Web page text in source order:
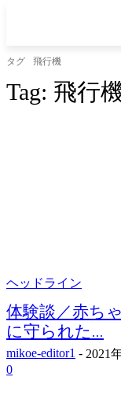
タグ 飛行機
Tag: 飛行
ヘッドライン
体験談／赤ち
に守られた...
mikoe-editor1 - 2021
0